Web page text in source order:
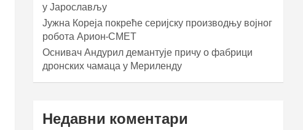
у Јарослављу
Јужна Кореја покреће серијску производњу војног
робота Арион-СМЕТ
Оснивач Андурил демантује причу о фабрици
дронских чамаца у Мериленду
Недавни коментари